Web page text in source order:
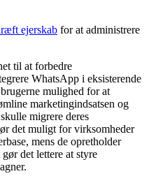
ejerskab for at administrere
til at forbedre
WhatsApp i eksisterende
mulighed for at
marketingindsatsen og
migrere deres
det muligt for virksomheder
mens de opretholder
det lettere at styre